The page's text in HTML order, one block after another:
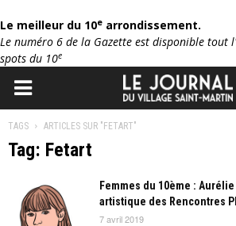
Le meilleur du 10e arrondissement.
Le numéro 6 de la Gazette est disponible tout
spots du 10e
TAGS ARTICLES SUR "FETART"
Tag: Fetart
Femmes du 10ème :
artistique des Rencontres
7 avril 2019